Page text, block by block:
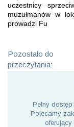
uczestnicy
muzułmanów w
prowadzi Fu
Pozostało do
przeczytania:
Pełny
Polecamy
oferujący